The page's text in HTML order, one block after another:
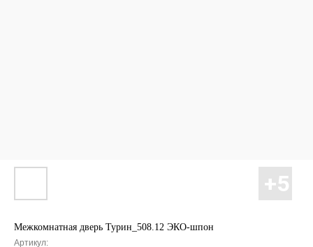
Межкомнатная дверь Турин_508.12 ЭКО-шпон
Артикул: